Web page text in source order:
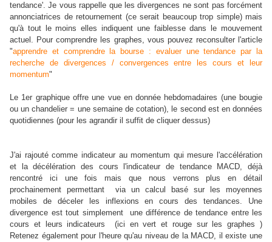
tendance'. Je vous rappelle que les divergences ne sont pas forcément
annonciatrices de retournement (ce serait beaucoup trop simple) mais
qu'à tout le moins elles indiquent une faiblesse dans le mouvement
actuel. Pour comprendre les graphes, vous pouvez reconsulter l'article
"apprendre et comprendre la bourse : evaluer une tendance par la
recherche de divergences / convergences entre les cours et leur
momentum"
Le 1er graphique offre une vue en donnée hebdomadaires (une bougie
ou un chandelier = une semaine de cotation), le second est en données
quotidiennes (pour les agrandir il suffit de cliquer dessus)
J'ai rajouté comme indicateur au momentum qui mesure l'accélération
et la décélération des cours l'indicateur de tendance MACD, déjà
rencontré ici une fois mais que nous verrons plus en détail
prochainement permettant via un calcul basé sur les moyennes
mobiles de déceler les inflexions en cours des tendances. Une
divergence est tout simplement une différence de tendance entre les
cours et leurs indicateurs (ici en vert et rouge sur les graphes )
Retenez également pour l'heure qu'au niveau de la MACD, il existe une